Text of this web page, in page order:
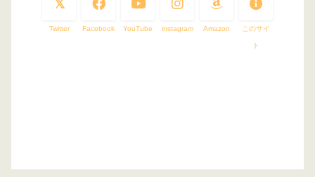
Twitter Facebook YouTube instagram Amazon このサイ
ト